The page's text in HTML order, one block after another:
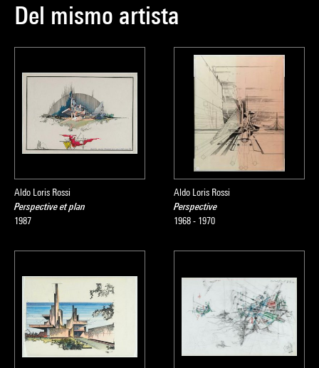
Del mismo artista
Aldo Loris Rossi
Perspective et plan
1987
Aldo Loris Rossi
Perspective
1968 - 1970